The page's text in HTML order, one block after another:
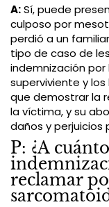
A:Sí, puede
culposo por
perdió a un
tipo de caso de
indemnización
superviviente y
que demostrar la
la víctima, y su
daños y perjuicios
P: ¿A
reclamar